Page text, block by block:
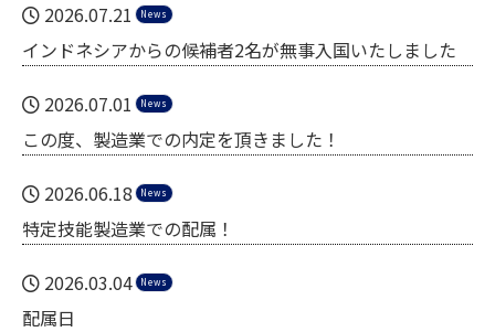
2026.07.21 News
インドネシアからの候補者2名が無事入国いたしました
2026.07.01 News
この度、製造業での内定を頂きました！
2026.06.18 News
特定技能製造業での配属！
2026.03.04 News
配属日